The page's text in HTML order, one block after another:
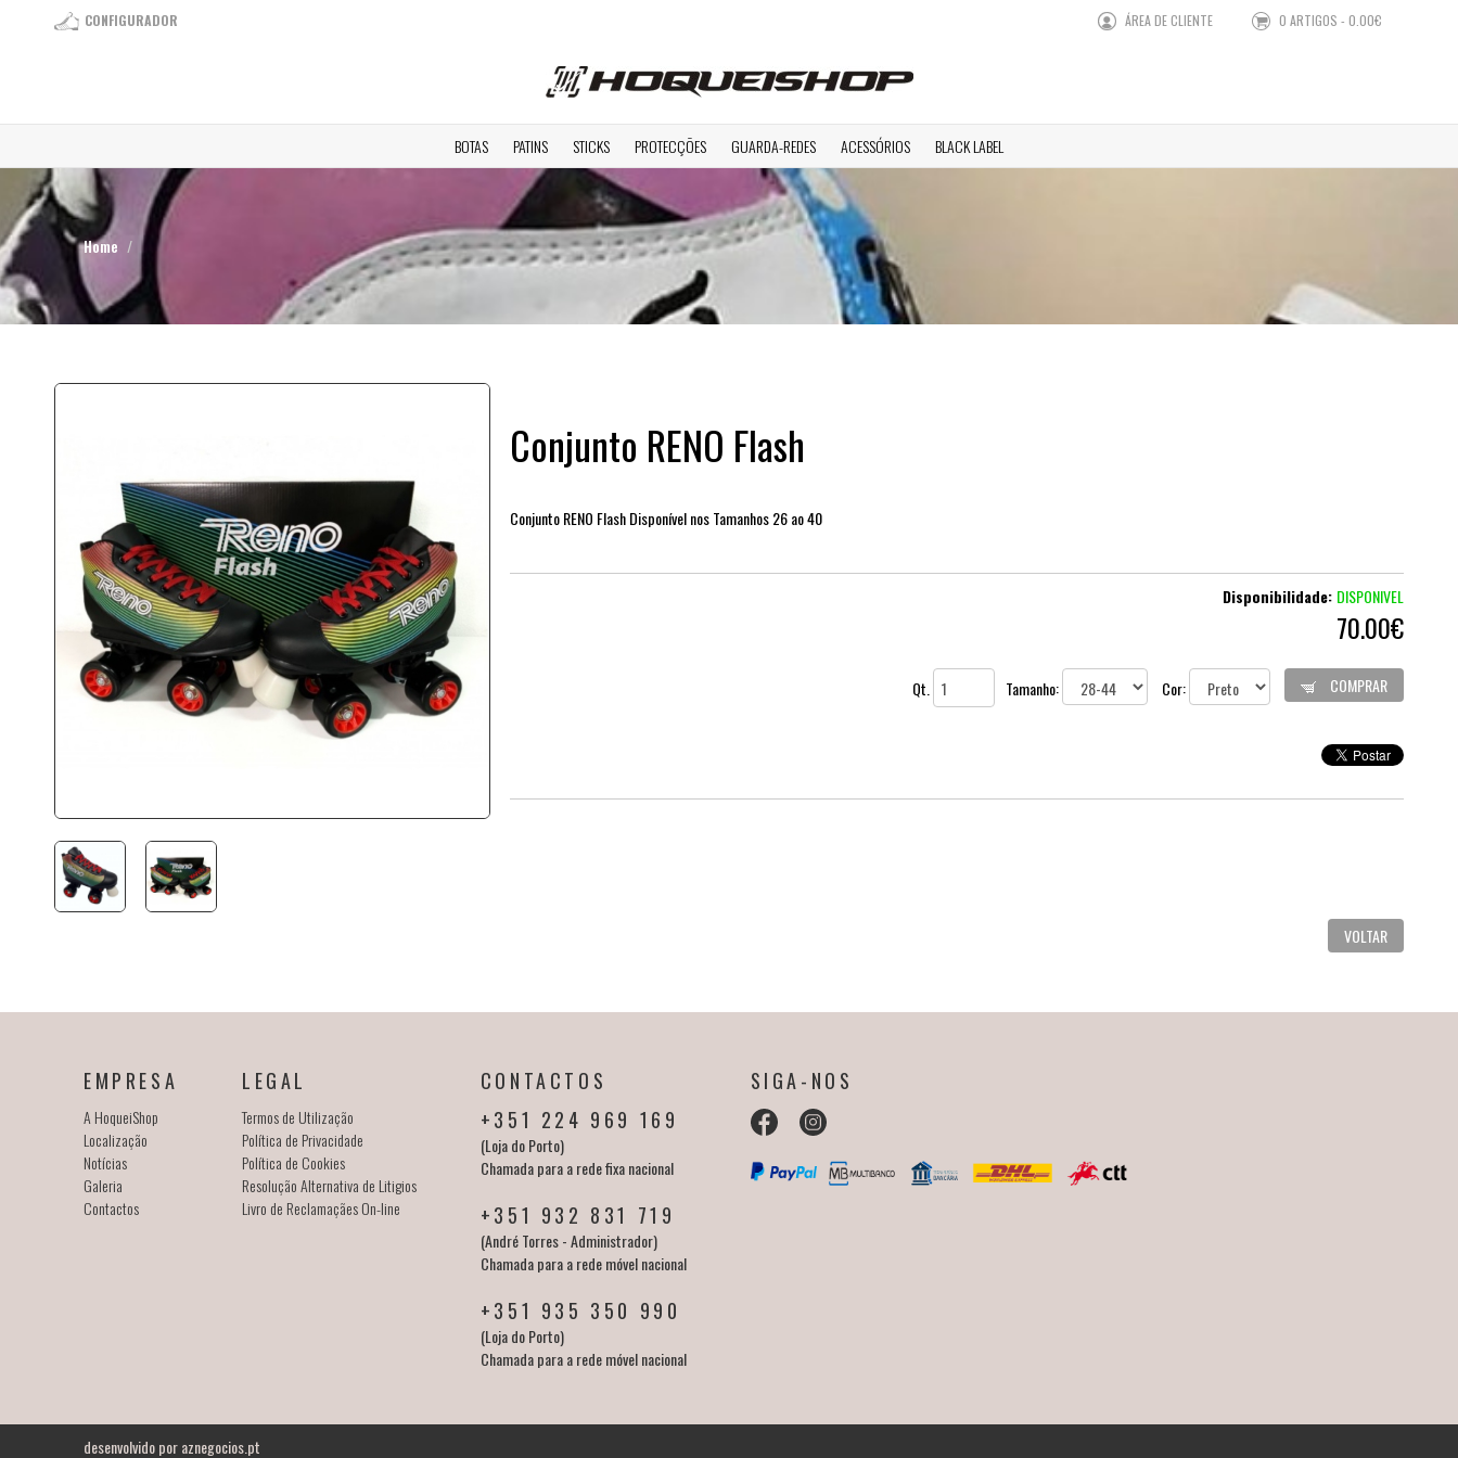
CONFIGURADOR ÁREA DE CLIENTE 0 ARTIGOS - 0.00€
BOTAS PATINS STICKS PROTECÇÕES GUARDA-REDES ACESSÓRIOS BLACK LABEL
Home
Conjunto RENO Flash
Conjunto RENO Flash Disponível nos Tamanhos 26 ao 40
Disponibilidade: DISPONIVEL
70.00€
Qt. Tamanho: Cor: COMPRAR
VOLTAR
EMPRESA
A HoqueiShop
Localização
Notícias
Galeria
Contactos
LEGAL
Termos de Utilização
Política de Privacidade
Política de Cookies
Resolução Alternativa de Litigios
Livro de Reclamaçães On-line
CONTACTOS
+351 224 969 169
(Loja do Porto)
Chamada para a rede fixa nacional
+351 932 831 719
(André Torres - Administrador)
Chamada para a rede móvel nacional
+351 935 350 990
(Loja do Porto)
Chamada para a rede móvel nacional
SIGA-NOS
desenvolvido poraznegocios.pt